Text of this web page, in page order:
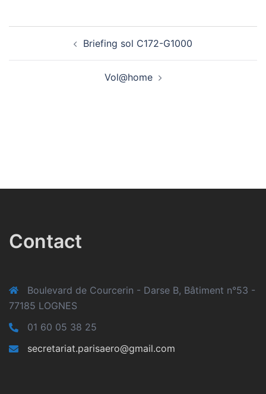
Briefing sol C172-G1000
Vol@home
Contact
Boulevard de Courcerin - Darse B, Bâtiment n°53 -
77185 LOGNES
01 60 05 38 25
secretariat.parisaero@gmail.com